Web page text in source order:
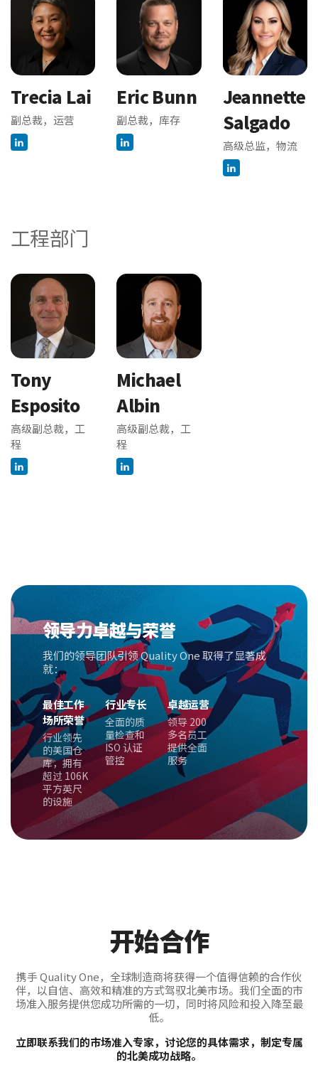
Trecia Lai
副总裁，运营
Eric Bunn
副总裁，库存
Jeannette
Salgado
高级总监，物流
工程部门
Tony
Esposito
高级副总裁，工
程
Michael
Albin
高级副总裁，工
程
领导力卓越与荣誉
我们的领导团队引领 Quality One 取得了显著成
就：
最佳工作
场所荣誉
行业领先
的美国仓
库，拥有
超过 106K
平方英尺
的设施
行业专长
全面的质
量检查和
ISO 认证
管控
卓越运营
领导 200
多名员工
提供全面
服务
开始合作
携手 Quality One，全球制造商将获得一个值得信赖的合作伙
伴，以自信、高效和精准的方式驾驭北美市场。我们全面的市
场准入服务提供您成功所需的一切，同时将风险和投入降至最
低。
立即联系我们的市场准入专家，讨论您的具体需求，制定专属
的北美成功战略。